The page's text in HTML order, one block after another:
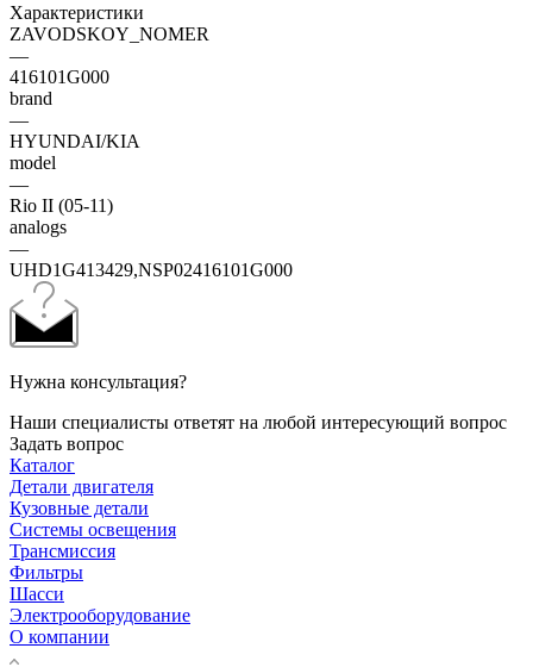
Характеристики
ZAVODSKOY_NOMER
—
416101G000
brand
—
HYUNDAI/KIA
model
—
Rio II (05-11)
analogs
—
UHD1G413429,NSP02416101G000
Нужна консультация?
Наши специалисты ответят на любой интересующий вопрос
Задать вопрос
Каталог
Детали двигателя
Кузовные детали
Системы освещения
Трансмиссия
Фильтры
Шасси
Электрооборудование
О компании